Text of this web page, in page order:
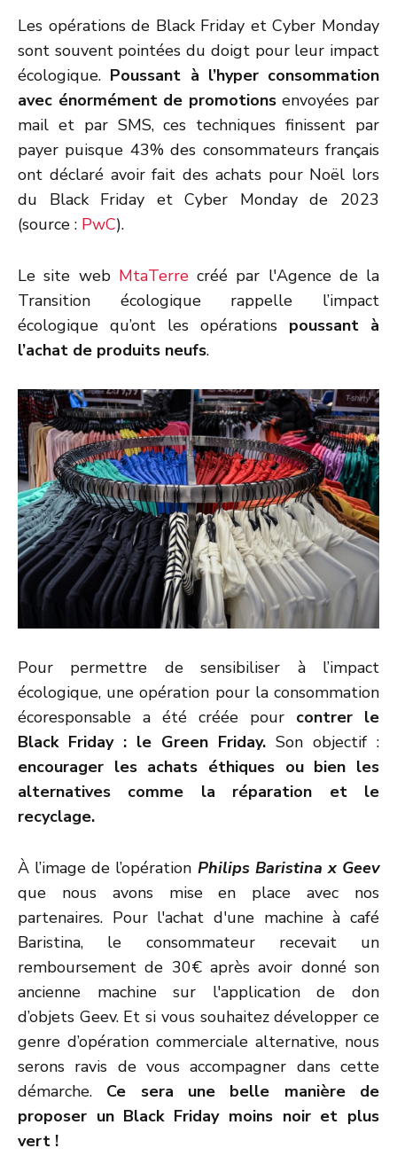
Les opérations de Black Friday et Cyber Monday
sont souvent pointées du doigt pour leur impact
écologique. Poussant à l’hyper consommation
avec énormément de promotionsenvoyées par
mail et par SMS, ces techniques finissent par
payer puisque 43% des consommateurs français
ont déclaré avoir fait des achats pour Noël lors
du Black Friday et Cyber Monday de 2023
(source : PwC).
Le site web MtaTerre créé par l'Agence de la
Transition écologique rappelle l’impact
écologique qu’ont les opérations poussant à
l’achat de produits neufs.
Pour permettre de sensibiliser à l’impact
écologique, une opération pour la consommation
écoresponsable a été créée pour contrer le
Black Friday : le Green Friday. Son objectif :
encourager les achats éthiques ou bien les
alternatives comme la réparation et le
recyclage.
À l’image de l’opération Philips Baristina x Geev
que nous avons mise en place avec nos
partenaires. Pour l'achat d'une machine à café
Baristina, le consommateur recevait un
remboursement de 30€ après avoir donné son
ancienne machine sur l'application de don
d’objets Geev. Et si vous souhaitez développer ce
genre d’opération commerciale alternative, nous
serons ravis de vous accompagner dans cette
démarche. Ce sera une belle manière de
proposer un Black Friday moins noir et plus
vert !